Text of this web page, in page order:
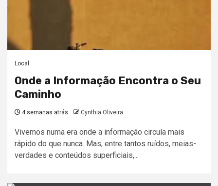
Local
Onde a Informação Encontra o Seu
Caminho
4 semanas atrás Cynthia Oliveira
Vivemos numa era onde a informação circula mais
rápido do que nunca. Mas, entre tantos ruídos, meias-
verdades e conteúdos superficiais,...